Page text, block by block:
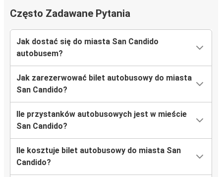
Często Zadawane Pytania
Jak dostać się do miasta San Candido
autobusem?
Jak zarezerwować bilet autobusowy do miasta
San Candido?
Ile przystanków autobusowych jest w mieście
San Candido?
Ile kosztuje bilet autobusowy do miasta San
Candido?